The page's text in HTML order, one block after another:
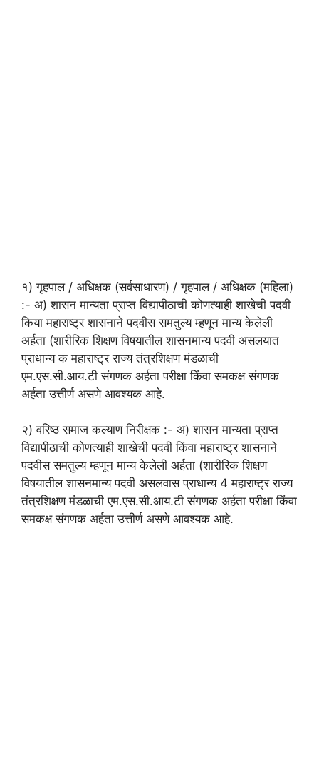
१) गृहपाल / अधिक्षक (सर्वसाधारण) / गृहपाल / अधिक्षक (महिला)
:- अ) शासन मान्यता प्राप्त विद्यापीठाची कोणत्याही शाखेची पदवी
किया महाराष्ट्र शासनाने पदवीस समतुल्य म्हणून मान्य केलेली
अर्हता (शारीरिक शिक्षण विषयातील शासनमान्य पदवी असलयात
प्राधान्य क महाराष्ट्र राज्य तंत्रशिक्षण मंडळाची
एम.एस.सी.आय.टी संगणक अर्हता परीक्षा किंवा समकक्ष संगणक
अर्हता उत्तीर्ण असणे आवश्यक आहे.
२) वरिष्ठ समाज कल्याण निरीक्षक :- अ) शासन मान्यता प्राप्त
विद्यापीठाची कोणत्याही शाखेची पदवी किंवा महाराष्ट्र शासनाने
पदवीस समतुल्य म्हणून मान्य केलेली अर्हता (शारीरिक शिक्षण
विषयातील शासनमान्य पदवी असलवास प्राधान्य 4 महाराष्ट्र राज्य
तंत्रशिक्षण मंडळाची एम.एस.सी.आय.टी संगणक अर्हता परीक्षा किंवा
समकक्ष संगणक अर्हता उत्तीर्ण असणे आवश्यक आहे.